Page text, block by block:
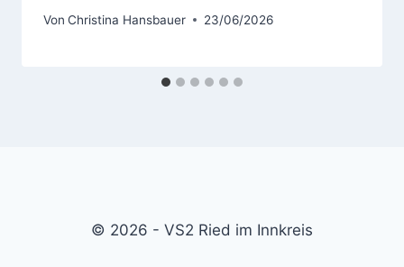
Von Christina Hansbauer 23/06/2026
© 2026 - VS2 Ried im Innkreis